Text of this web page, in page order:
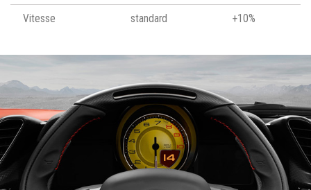
Vitesse standard +10%